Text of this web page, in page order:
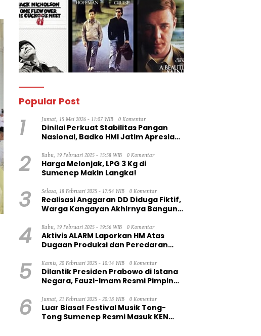
Popular Post
1 Jumat, 15 Mei 2026 - 11:07 WIB 0 Komentar
Dinilai Perkuat Stabilitas Pangan
Nasional, Badko HMI Jatim Apresiasi
2 Rabu, 19 Februari 2025 - 15:58 WIB 0 Komentar
Harga Melonjak, LPG 3 Kg di
Sumenep Makin Langka!
3 Selasa, 18 Februari 2025 - 17:54 WIB 0 Komentar
Realisasi Anggaran DD Diduga Fiktif,
Warga Kangayan Akhirnya Bangun
4 Rabu, 19 Februari 2025 - 19:56 WIB 0 Komentar
Aktivis ALARM Laporkan HM Atas
Dugaan Produksi dan Peredaran
5 Kamis, 20 Februari 2025 - 10:14 WIB 0 Komentar
Dilantik Presiden Prabowo di Istana
Negara, Fauzi-Imam Resmi Pimpin
6 Jumat, 21 Februari 2025 - 20:18 WIB 0 Komentar
Luar Biasa! Festival Musik Tong-
Tong Sumenep Resmi Masuk KEN